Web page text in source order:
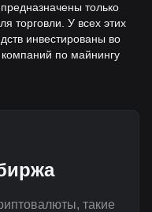
только
торговли. У всех этих
инвестированы во
по майнингу
такие